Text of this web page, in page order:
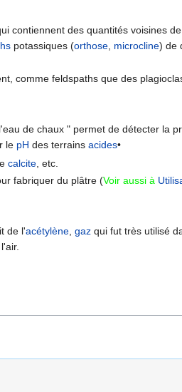
contiennent des quantités voisines
potassiques (orthose, microcline) de
comme feldspaths que des
de chaux " permet de détecter la
le pH des terrainsacides•
calcite, etc.
fabriquer du plâtre (Voir aussi à
de l'acétylène,gaz qui fut très utilisé